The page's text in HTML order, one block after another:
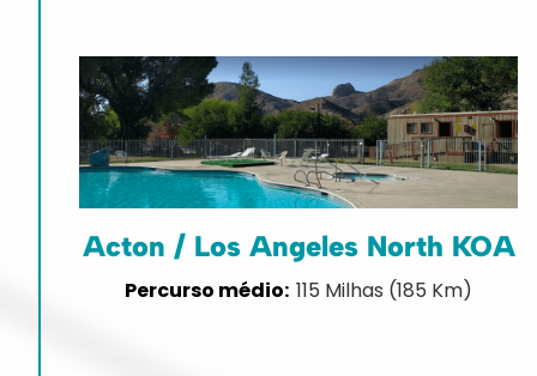
Acton / Los Angeles North KOA
115 Milhas (185 Km)